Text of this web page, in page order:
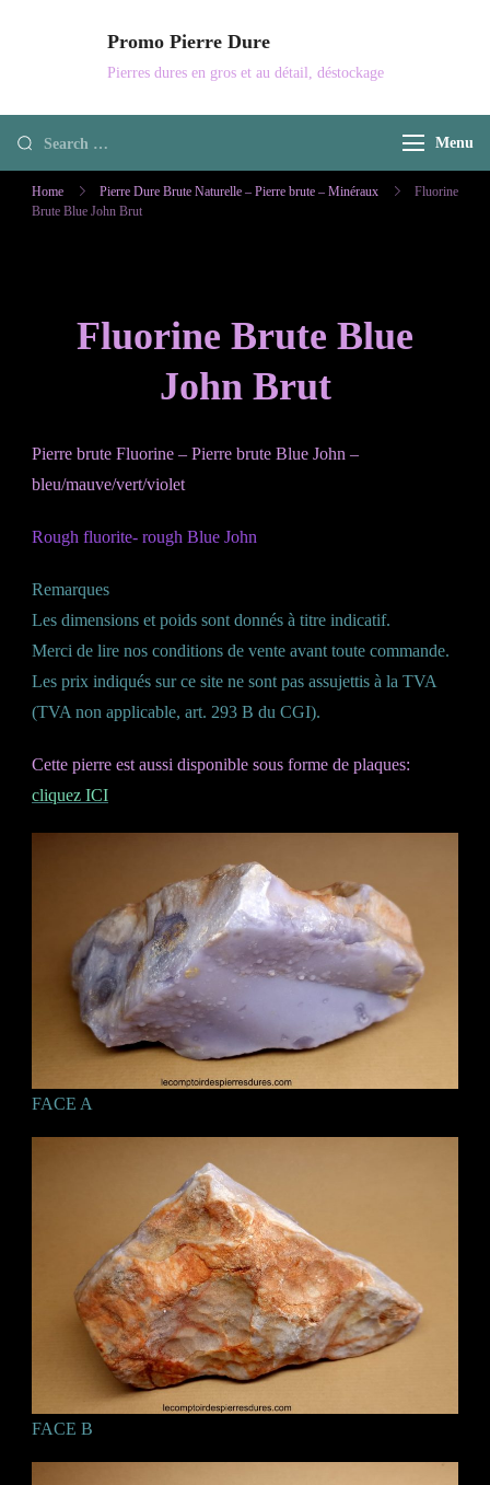
Promo Pierre Dure
Pierres dures en gros et au détail, déstockage
Looking
for
Something?
Menu
Home Pierre Dure Brute Naturelle – Pierre brute – Minéraux
Fluorine
Brute Blue John Brut
Fluorine Brute Blue
John Brut
Pierre brute Fluorine – Pierre brute Blue John –
bleu/mauve/vert/violet
Rough fluorite- rough Blue John
Remarques
Les dimensions et poids sont donnés à titre indicatif.
Merci de lire nos conditions de vente avant toute commande.
Les prix indiqués sur ce site ne sont pas assujettis à la TVA
(TVA non applicable, art. 293 B du CGI).
Cette pierre est aussi disponible sous forme de plaques:
cliquez ICI
FACE A
FACE B